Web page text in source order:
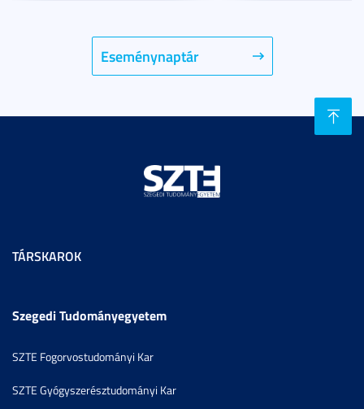
Eseménynaptár
TÁRSKAROK
Szegedi Tudományegyetem
SZTE Fogorvostudományi Kar
SZTE Gyógyszerésztudományi Kar